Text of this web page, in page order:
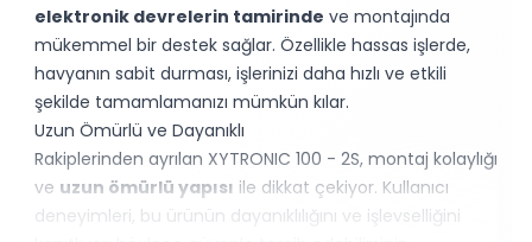
elektronik devrelerin tamirinde ve montajında
mükemmel bir destek sağlar. Özellikle hassas işlerde,
havyanın sabit durması, işlerinizi daha hızlı ve etkili
şekilde tamamlamanızı mümkün kılar.
Uzun Ömürlü ve Dayanıklı
Rakiplerinden ayrılan XYTRONIC 100 - 2S, montaj kolaylığı
ve uzun ömürlü yapısı ile dikkat çekiyor. Kullanıcı
deneyimleri, bu ürünün dayanıklılığını ve işlevselliğini